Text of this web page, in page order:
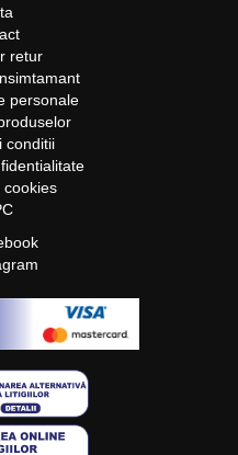
retur
personale
conditii
cookies